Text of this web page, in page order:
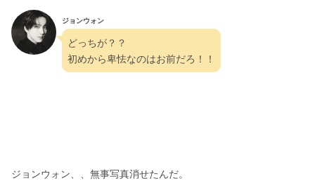
ジョンウォン
どっちが？？
初めから卑怯なのはお前だろ！！
ジョンウォン、、無事写真消せたんだ。